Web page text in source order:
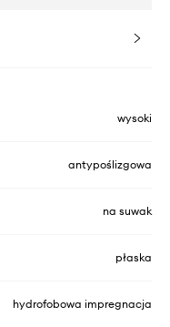
wysoki
antypoślizgowa
na suwak
płaska
hydrofobowa impregnacja